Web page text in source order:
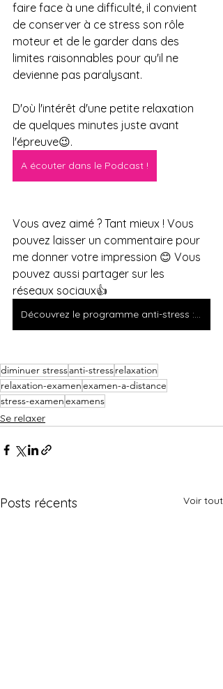
faire face à une difficulté, il convient
de conserver à ce stress son rôle
moteur et de le garder dans des
limites raisonnables pour qu'il ne
devienne pas paralysant.
D'où l'intérêt d'une petite relaxation
de quelques minutes juste avant
l'épreuve😉.
A écouter dans le Podcast !
Vous avez aimé ? Tant mieux ! Vous
pouvez laisser un commentaire pour
me donner votre impression 😊 Vous
pouvez aussi partager sur les
réseaux sociaux👍
Découvrez le programme anti-stress : Diminuer son stress durablement / Prochaine session 6 septembre 2021
diminuer stressanti-stressrelaxation
relaxation-examenexamen-a-distance
stress-examenexamens
Se relaxer
Posts récents Voir tout